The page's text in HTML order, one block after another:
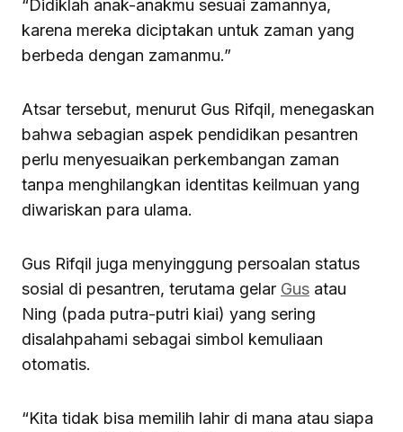
“Didiklah anak-anakmu sesuai zamannya,
karena mereka diciptakan untuk zaman yang
berbeda dengan zamanmu.”
Atsar tersebut, menurut Gus Rifqil, menegaskan
bahwa sebagian aspek pendidikan pesantren
perlu menyesuaikan perkembangan zaman
tanpa menghilangkan identitas keilmuan yang
diwariskan para ulama.
Gus Rifqil juga menyinggung persoalan status
sosial di pesantren, terutama gelar Gus atau
Ning (pada putra-putri kiai) yang sering
disalahpahami sebagai simbol kemuliaan
otomatis.
“Kita tidak bisa memilih lahir di mana atau siapa